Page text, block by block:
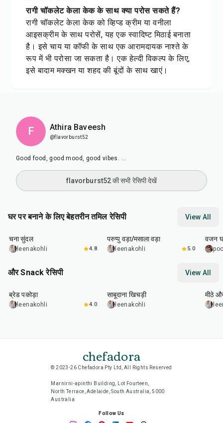
रागी चॉकलेट केला केक के साथ क्या परोस सकते हैं?
रागी चॉकलेट केला केक को व्हिप्ड क्रीम या वनीला
आइसक्रीम के साथ परोसें, यह एक स्वादिष्ट मिठाई बनाता
है। इसे चाय या कॉफी के साथ एक आरामदायक नाश्ते के
रूप में भी परोसा जा सकता है। एक हेल्दी विकल्प के लिए,
इसे बादाम मक्खन या शहद की बूंदों के साथ खाएं।
F Athira Baveesh
@flavorburst52
Good food, good mood, good vibes. ...
flavorburst52 की सभी रेसिपी देखें
घर पर बनाने के लिए बेहतरीन तमिल रेसिपी View All
min
चना सुंदल
leenakohli 4.8
hr
परुप्पु वड़ा/मसाला वड़ा
leenakohli 5.0
वजन
और Snack रेसिपी View All
15
ब्रेड पकोड़ा
leenakohli 4.0
साबूदाना खिचड़ी
leenakohli
मीठे
chefadora
© 2023-26 Chefadora Pty Ltd, All Rights Reserved
Marnirni-apinthi Building, Lot Fourteen,
North Terrace, Adelaide, South Australia, 5000
Australia
Follow Us